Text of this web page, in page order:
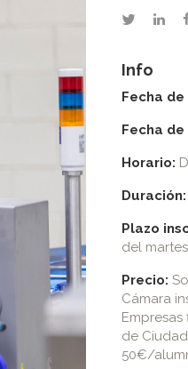
twitter
Info
Fecha de
Fecha de
Horario:
Duración:
Plazo
del
Precio:
Cámara
de
50€/